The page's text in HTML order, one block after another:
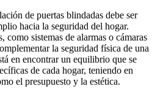
de puertas blindadas debe ser
hacia la seguridad del hogar.
como sistemas de alarmas o cámaras
la seguridad física de una
en encontrar un equilibrio que se
de cada hogar, teniendo en
el presupuesto y la estética.